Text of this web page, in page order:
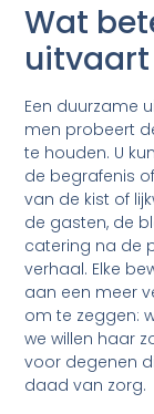
Wat
Een duurzame
men probeert
te houden. U
de begrafenis
van de kist of
de gasten, de
catering na de
verhaal. Elke
aan een meer
om te zeggen:
we willen haar
voor degenen
daad van zorg.